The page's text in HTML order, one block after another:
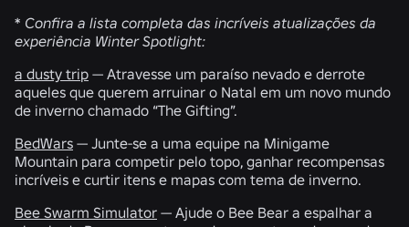
* Confira a lista completa das incríveis atualizações da
experiência Winter Spotlight:
a dusty trip — Atravesse um paraíso nevado e derrote
aqueles que querem arruinar o Natal em um novo mundo
de inverno chamado “The Gifting”.
BedWars — Junte-se a uma equipe na Minigame
Mountain para competir pelo topo, ganhar recompensas
incríveis e curtir itens e mapas com tema de inverno.
Bee Swarm Simulator — Ajude o Bee Bear a espalhar a